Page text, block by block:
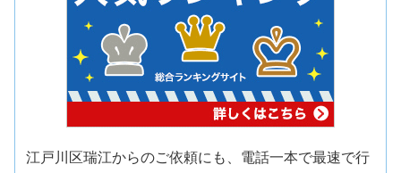
江戸川区瑞江からのご依頼にも、電話一本で最速で行